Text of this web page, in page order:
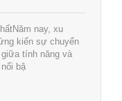
nay, xu
kiến sự chuyển
tính năng và
bậ